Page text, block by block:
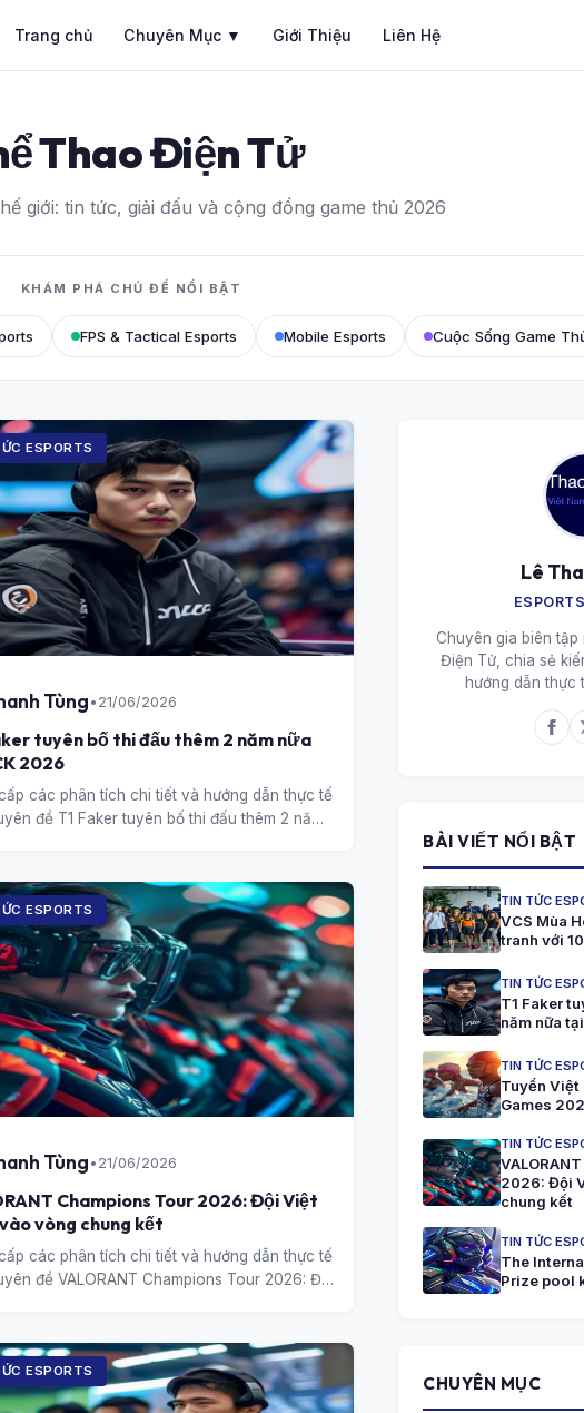
Trang chủ Chuyên Mục ▼ Giới Thiệu Liên Hệ
Thao Điện Tử
giới: tin tức, giải đấu và cộng đồng game thủ 2026
KHÁM PHÁ CHỦ ĐỀ NỔI BẬT
FPS & Tactical Esports Mobile Esports Cuộc Sống Game
ESPORTS
Tùng• 21/06/2026
tuyên bố thi đấu thêm 2 năm nữa
2026
các phân tích chi tiết và hướng dẫn thực tế
đề T1 Faker tuyên bố thi đấu thêm 2 năm
ESPORTS
Tùng• 21/06/2026
Champions Tour 2026: Đội Việt
vòng chung kết
các phân tích chi tiết và hướng dẫn thực tế
đề VALORANT Champions Tour 2026: Đội
ESPORTS
Lê
Chuyên gia biên
Điện Tử, chia sẻ
hướng dẫn thực
BÀI VIẾT NỔI BẬT
TIN TỨC
VCS Mùa
tranh với
TIN TỨC
T1 Faker
năm nữa
TIN TỨC
Tuyển Việt
Games
TIN TỨC
2026: Đội
chung kết
TIN TỨC
The
Prize pool
CHUYÊN MỤC